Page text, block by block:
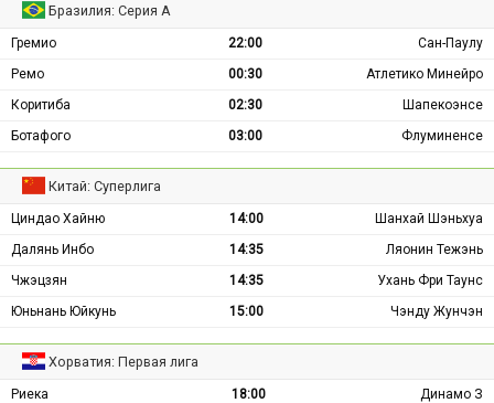
Бразилия: Серия А
Гремио 22:00
Сан-Паулу
Ремо
00:30
Атлетико Минейро
Коритиба
02:30
Шапекоэнсе
Ботафого
03:00 Флуминенсе
Китай: Суперлига
Циндао Хайню 14:00
Шанхай Шэньхуа
Далянь Инбо
14:35
Ляонин Тежэнь
Чжэцзян
14:35
Ухань Фри Таунс
Юньнань Юйкунь
15:00 Чэнду Жунчэн
Хорватия: Первая лига
Риека 18:00
Динамо З